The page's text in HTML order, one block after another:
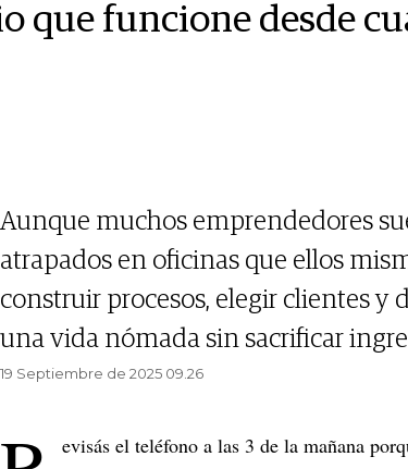
que funcione desde
Aunque muchos emprendedores
atrapados en oficinas que ellos
construir procesos, elegir clientes y
una vida nómada sin sacrificar
19 Septiembre de 2025 09.26
evisás el teléfono a las 3 de la mañana